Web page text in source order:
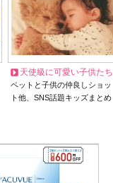
天使級に可愛い子供たち
ペットと子供の仲良しショッ
ト他、SNS話題キッズまとめ